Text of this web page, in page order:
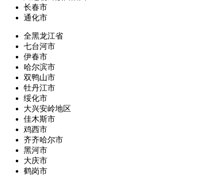
长春市
通化市
全黑龙江省
七台河市
伊春市
哈尔滨市
双鸭山市
牡丹江市
绥化市
大兴安岭地区
佳木斯市
鸡西市
齐齐哈尔市
黑河市
大庆市
鹤岗市